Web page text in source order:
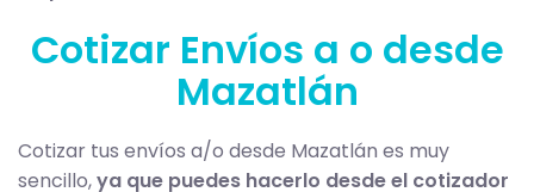
Cotizar Envíos a o desde
Mazatlán
Cotizar tus envíos a/o desde Mazatlán es muy
sencillo,ya que puedes hacerlo desde el cotizador